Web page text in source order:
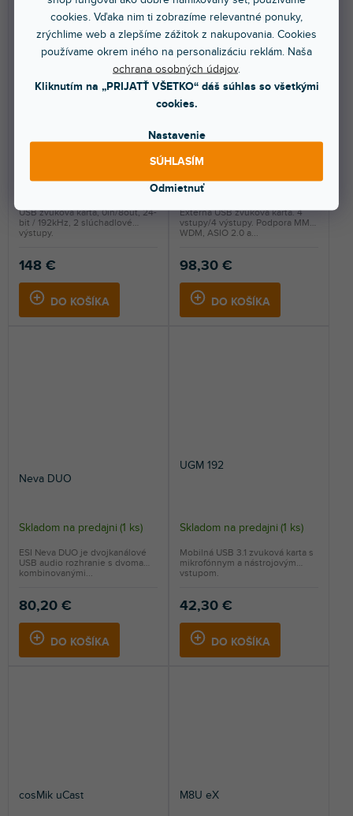
cookies. Vďaka nim ti zobrazíme relevantné ponuky,
zrýchlime web a zlepšíme zážitok z nakupovania. Cookies
používame okrem iného na personalizáciu reklám. Naša
ochrana osobných údajov.
Kliknutím na „PRIJATŤ VŠETKO“ dáš súhlas so všetkými
cookies.
Nastavenie
Odmietnuť
SÚHLASÍM
148 €
DO KOŠÍKA
USB zvuková karta, 0in/8out, 24-
bit / 192kHz, 2 slúchadlové
výstupy.
Skladom na predajni
98,30 €
DO KOŠÍKA
Externá USB zvuková karta. 4
vstupy/4 výstupy. Podpora MME,
WDM, ASIO 2.0 a...
Neva DUO
Priemerné
hodnotenie
produktu
5,0
hviezdičiek.
Skladom na predajni (1 ks)
80,20 €
DO KOŠÍKA
ESI Neva DUO je dvojkanálové
USB audio rozhranie s dvoma
kombinovanými...
UGM 192
Skladom na predajni (1 ks)
42,30 €
DO KOŠÍKA
Mobilná USB 3.1 zvuková karta s
mikrofónnym a nástrojovým
vstupom.
cosMik uCast M8U eX